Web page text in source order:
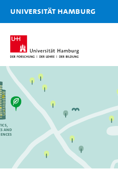
Universität Hamburg
and